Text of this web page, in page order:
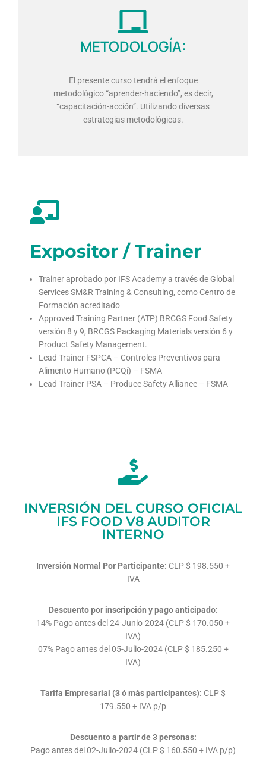
METODOLOGÍA:
El presente curso tendrá el enfoque
metodológico “aprender-haciendo”, es decir,
“capacitación-acción”. Utilizando diversas
estrategias metodológicas.
Expositor / Trainer
Trainer aprobado por IFS Academy a través de Global
Services SM&R Training & Consulting, como Centro de
Formación acreditado
Approved Training Partner (ATP) BRCGS Food Safety
versión 8 y 9, BRCGS Packaging Materials versión 6 y
Product Safety Management.
Lead Trainer FSPCA – Controles Preventivos para
Alimento Humano (PCQi) – FSMA
Lead Trainer PSA – Produce Safety Alliance – FSMA
INVERSIÓN DEL CURSO OFICIAL
IFS FOOD V8 AUDITOR
INTERNO
Inversión Normal Por Participante: CLP $ 198.550 +
IVA
Descuento por inscripción y pago anticipado:
14% Pago antes del 24-Junio-2024 (CLP $ 170.050 +
IVA)
07% Pago antes del 05-Julio-2024 (CLP $ 185.250 +
IVA)
Tarifa Empresarial (3 ó más participantes): CLP $
179.550 + IVA p/p
Descuento a partir de 3 personas:
Pago antes del 02-Julio-2024 (CLP $ 160.550 + IVA p/p)